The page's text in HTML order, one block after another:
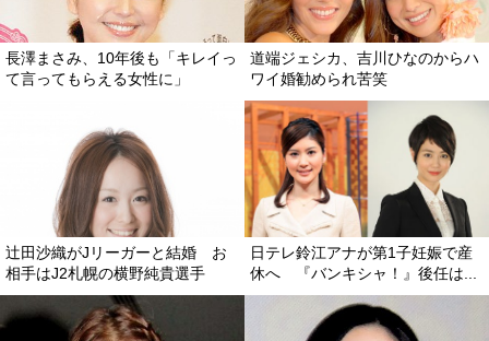
長澤まさみ、10年後も「キレイっ
て言ってもらえる女性に」
道端ジェシカ、吉川ひなのからハ
ワイ婚勧められ苦笑
辻田沙織がJリーガーと結婚 お
相手はJ2札幌の横野純貴選手
日テレ鈴江アナが第1子妊娠で産
休へ 『バンキシャ！』後任は...